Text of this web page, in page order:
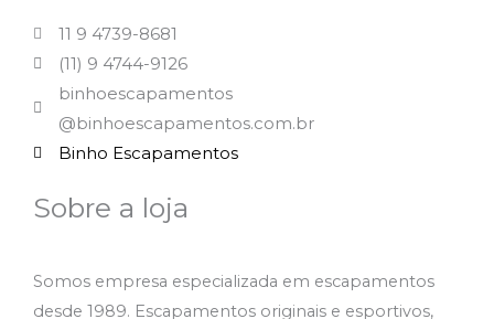
11 9 4739-8681
(11) 9 4744-9126
binhoescapamentos
@binhoescapamentos.com.br
Binho Escapamentos
Sobre a loja
Somos empresa especializada em escapamentos
desde 1989. Escapamentos originais e esportivos,